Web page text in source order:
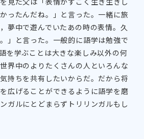
ったんだね。」と言った。一緒に旅
夢中で遊んでいたあの時の表情。久
」と言った。一般的に語学は勉強で
を学ぶことは大きな楽しみ以外の何
界中のよりたくさんの人といろんな
持ちを共有したいからだ。だから将
広げることができるように語学を磨
ガルにとどまらずトリリンガルもし